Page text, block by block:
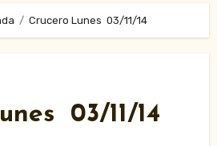
Crucero Lunes 03/11/14
03/11/14